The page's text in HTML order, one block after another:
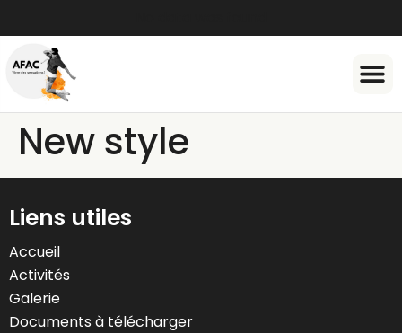
New style
Liens utiles
Accueil
Activités
Galerie
Documents à télécharger